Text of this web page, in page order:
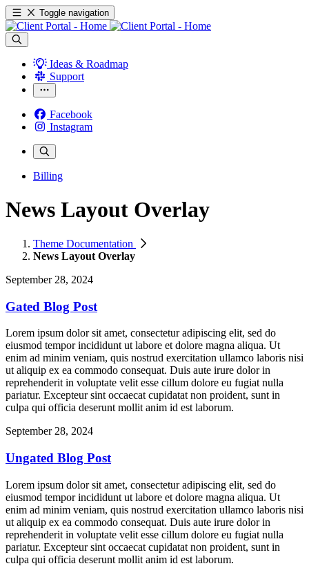
Toggle navigation
Ideas & Roadmap
Support
Facebook
Instagram
Billing
News Layout Overlay
Theme Documentation
News Layout Overlay
September 28, 2024
Gated Blog Post
Lorem ipsum dolor sit amet, consectetur adipiscing elit, sed do
eiusmod tempor incididunt ut labore et dolore magna aliqua. Ut
enim ad minim veniam, quis nostrud exercitation ullamco laboris nisi
ut aliquip ex ea commodo consequat. Duis aute irure dolor in
reprehenderit in voluptate velit esse cillum dolore eu fugiat nulla
pariatur. Excepteur sint occaecat cupidatat non proident, sunt in
culpa qui officia deserunt mollit anim id est laborum.
September 28, 2024
Ungated Blog Post
Lorem ipsum dolor sit amet, consectetur adipiscing elit, sed do
eiusmod tempor incididunt ut labore et dolore magna aliqua. Ut
enim ad minim veniam, quis nostrud exercitation ullamco laboris nisi
ut aliquip ex ea commodo consequat. Duis aute irure dolor in
reprehenderit in voluptate velit esse cillum dolore eu fugiat nulla
pariatur. Excepteur sint occaecat cupidatat non proident, sunt in
culpa qui officia deserunt mollit anim id est laborum.